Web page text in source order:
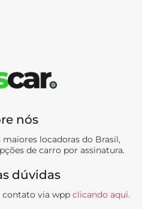
nós
locadoras do Brasil,
de carro por assinatura.
dúvidas
contato via wpp clicando aqui.